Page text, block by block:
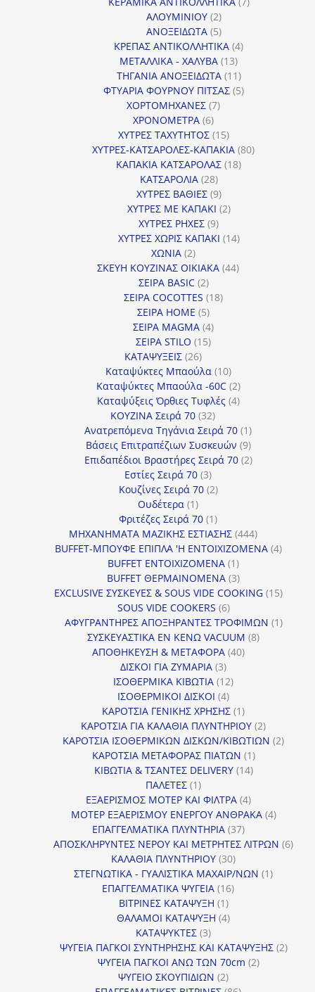
ΑΛΟΥΜΙΝΙΟΥ 22
προϊόντα
ΑΝΟΞΕΙΔΩΤΑ 55
προϊόντα
ΚΡΕΠΑΣ ΑΝΤΙΚΟΛΛΗΤΙΚΑ 44
ΜΕΤΑΛΛΙΚΑ - ΧΑΛΥΒΑ 1313
προϊόντα
ΤΗΓΑΝΙΑ ΑΝΟΞΕΙΔΩΤΑ 1111
προϊόντα
ΦΤΥΑΡΙΑ ΦΟΥΡΝΟΥ ΠΙΤΣΑΣ 55
ΧΟΡΤΟΜΗΧΑΝΕΣ 77
ΧΡΟΝΟΜΕΤΡΑ 66
προϊόντα
ΧΥΤΡΕΣ ΤΑΧΥΤΗΤΟΣ 1515
προϊόντα
ΧΥΤΡΕΣ-ΚΑΤΣΑΡΟΛΕΣ-ΚΑΠΑΚΙΑ 8080
ΚΑΠΑΚΙΑ ΚΑΤΣΑΡΟΛΑΣ 1818
ΚΑΤΣΑΡΟΛΙΑ 2828
προϊόντα
ΧΥΤΡΕΣ ΒΑΘΙΕΣ 99
προϊόντα
ΧΥΤΡΕΣ ΜΕ ΚΑΠΑΚΙ 22
ΧΥΤΡΕΣ ΡΗΧΕΣ 99
προϊόντα
ΧΥΤΡΕΣ ΧΩΡΙΣ ΚΑΠΑΚΙ 1414
ΧΩΝΙΑ 22
προϊόντα
ΣΚΕΥΗ ΚΟΥΖΙΝΑΣ ΟΙΚΙΑΚΑ 4444
ΣΕΙΡΑ BASIC 22
προϊόντα
ΣΕΙΡΑ COCOTTES 1818
ΣΕΙΡΑ HOME 55
προϊόντα
ΣΕΙΡΑ MAGMA 44
προϊόντα
ΣΕΙΡΑ STILO 1515
ΚΑΤΑΨΥΞΕΙΣ 2626
προϊόντα
Καταψύκτες Μπαούλα 1010
προϊόντα
Καταψύκτες Μπαούλα -60C 22
προϊόντα
Καταψύξεις Όρθιες Τυφλές 44
ΚΟΥΖΙΝΑ Σειρά 70 3232
προϊόντα
Ανατρεπόμενα Τηγάνια Σειρά 70 11
προϊόν
Βάσεις Επιτραπέζιων Συσκευών 99
προϊόντα
Επιδαπέδιοι Βραστήρες Σειρά 70 22
Εστίες Σειρά 70 33
προϊόντα
Κουζίνες Σειρά 70 22
Ουδέτερα 11
προϊόν
Φριτέζες Σειρά 70 11
προϊόν
ΜΗΧΑΝΗΜΑΤΑ ΜΑΖΙΚΗΣ ΕΣΤΙΑΣΗΣ 444444
προϊόντα
BUFFET-ΜΠΟΥΦΕ ΕΠΙΠΛΑ 'Η ΕΝΤΟΙΧΙΖΟΜΕΝΑ 44
BUFFET ΕΝΤΟΙΧΙΖΟΜΕΝΑ 11
προϊόν
BUFFET ΘΕΡΜΑΙΝΟΜΕΝΑ 33
προϊόντα
EXCLUSIVE ΣΥΣΚΕΥΕΣ & SOUS VIDE COOKING 1515
SOUS VIDE COOKERS 66
προϊόντα
ΑΦΥΓΡΑΝΤΗΡΕΣ ΑΠΟΞΗΡΑΝΤΕΣ ΤΡΟΦΙΜΩΝ 11
ΣΥΣΚΕΥΑΣΤΙΚΑ ΕΝ ΚΕΝΩ VACUUM 88
ΑΠΟΘΗΚΕΥΣΗ & ΜΕΤΑΦΟΡΑ 4040
ΔΙΣΚΟΙ ΓΙΑ ΖΥΜΑΡΙΑ 33
προϊόντα
ΙΣΟΘΕΡΜΙΚΑ ΚΙΒΩΤΙΑ 1212
ΙΣΟΘΕΡΜΙΚΟΙ ΔΙΣΚΟΙ 44
προϊόντα
ΚΑΡΟΤΣΙΑ ΓΕΝΙΚΗΣ ΧΡΗΣΗΣ 11
προϊόν
ΚΑΡΟΤΣΙΑ ΓΙΑ ΚΑΛΑΘΙΑ ΠΛΥΝΤΗΡΙΟΥ 22
προϊόντα
ΚΑΡΟΤΣΙΑ ΙΣΟΘΕΡΜΙΚΩΝ ΔΙΣΚΩΝ/ΚΙΒΩΤΙΩΝ 22
ΚΑΡΟΤΣΙΑ ΜΕΤΑΦΟΡΑΣ ΠΙΑΤΩΝ 11
προϊόν
ΚΙΒΩΤΙΑ & ΤΣΑΝΤΕΣ DELIVERY 1414
ΠΑΛΕΤΕΣ 11
προϊόν
ΕΞΑΕΡΙΣΜΟΣ ΜΟΤΕΡ ΚΑΙ ΦΙΛΤΡΑ 44
προϊόντα
ΜΟΤΕΡ ΕΞΑΕΡΙΣΜΟΥ ΕΝΕΡΓΟΥ ΑΝΘΡΑΚΑ 44
ΕΠΑΓΓΕΛΜΑΤΙΚΑ ΠΛΥΝΤΗΡΙΑ 3737
προϊόντα
ΑΠΟΣΚΛΗΡΥΝΤΕΣ ΝΕΡΟΥ ΚΑΙ ΜΕΤΡΗΤΕΣ ΛΙΤΡΩΝ 66
ΚΑΛΑΘΙΑ ΠΛΥΝΤΗΡΙΟΥ 3030
προϊόντα
ΣΤΕΓΝΩΤΙΚΑ - ΓΥΑΛΙΣΤΙΚΑ ΜΑΧΑΙΡ/ΝΩΝ 11
ΕΠΑΓΓΕΛΜΑΤΙΚΑ ΨΥΓΕΙΑ 1616
ΒΙΤΡΙΝΕΣ ΚΑΤΑΨΥΞΗ 11
προϊόν
ΘΑΛΑΜΟΙ ΚΑΤΑΨΥΞΗ 44
ΚΑΤΑΨΥΚΤΕΣ 33
προϊόντα
ΨΥΓΕΙΑ ΠΑΓΚΟΙ ΣΥΝΤΗΡΗΣΗΣ ΚΑΙ ΚΑΤΑΨΥΞΗΣ 22
ΨΥΓΕΙΑ ΠΑΓΚΟΙ ΑΝΩ ΤΩΝ 70cm 22
ΨΥΓΕΙΟ ΣΚΟΥΠΙΔΙΩΝ 22